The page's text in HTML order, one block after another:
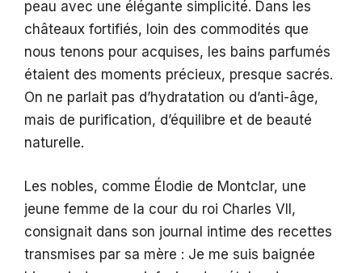
peau avec une élégante simplicité. Dans les
châteaux fortifiés, loin des commodités que
nous tenons pour acquises, les bains parfumés
étaient des moments précieux, presque sacrés.
On ne parlait pas d’hydratation ou d’anti-âge,
mais de purification, d’équilibre et de beauté
naturelle.
Les nobles, comme Élodie de Montclar, une
jeune femme de la cour du roi Charles VII,
consignait dans son journal intime des recettes
transmises par sa mère : Je me suis baignée